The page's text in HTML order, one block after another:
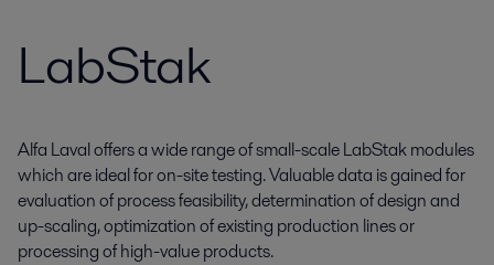
LabStak
Alfa Laval offers a wide range of small-scale LabStak modules
which are ideal for on-site testing. Valuable data is gained for
evaluation of process feasibility, determination of design and
up-scaling, optimization of existing production lines or
processing of high-value products.